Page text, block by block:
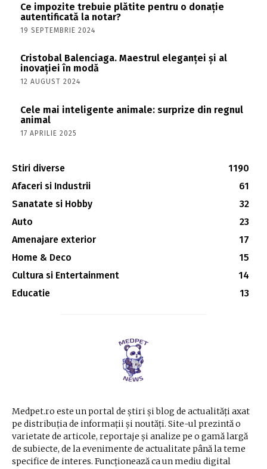
Ce impozite trebuie plătite pentru o donație
autentificată la notar?
19 SEPTEMBRIE 2024
Cristobal Balenciaga. Maestrul eleganței și al
inovației în modă
12 AUGUST 2024
Cele mai inteligente animale: surprize din regnul
animal
17 APRILIE 2025
Stiri diverse
1190
Afaceri si Industrii
61
Sanatate si Hobby
32
Auto
23
Amenajare exterior
17
Home & Deco
15
Cultura si Entertainment
14
Educatie
13
Medpet.ro este un portal de știri și blog de actualități axat
pe distribuția de informații și noutăți. Site-ul prezintă o
varietate de articole, reportaje și analize pe o gamă largă
de subiecte, de la evenimente de actualitate până la teme
specifice de interes. Funcționează ca un mediu digital